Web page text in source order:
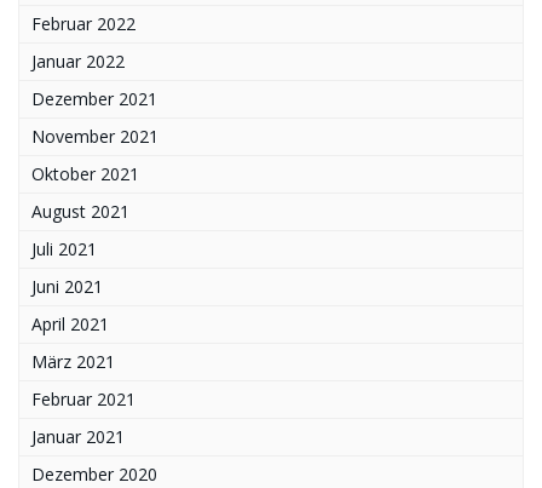
Februar 2022
Januar 2022
Dezember 2021
November 2021
Oktober 2021
August 2021
Juli 2021
Juni 2021
April 2021
März 2021
Februar 2021
Januar 2021
Dezember 2020